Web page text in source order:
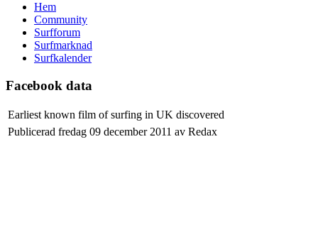
Hem
Community
Surfforum
Surfmarknad
Surfkalender
Facebook data
Earliest known film of surfing in UK discovered
Publicerad fredag 09 december 2011 av Redax